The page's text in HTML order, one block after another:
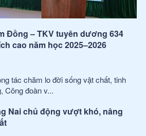
Đồng – TKV tuyên dương 634
cao năm học 2025–2026
tác chăm lo đời sống vật chất, tinh
Công đoàn v...
Nai chủ động vượt khó, nâng